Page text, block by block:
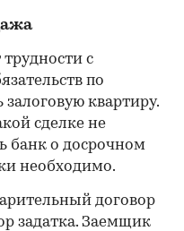
с
по
залоговую квартиру.
сделке не
банк о досрочном
необходимо.
договор
задатка. Заемщик